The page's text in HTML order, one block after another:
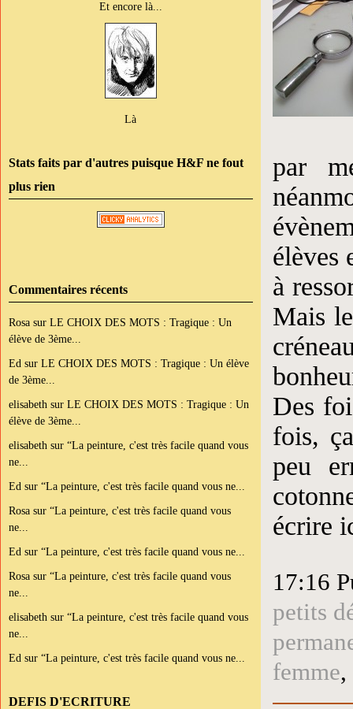
Et encore là...
Là
Stats faits par d'autres puisque H&F ne fout
plus rien
Commentaires récents
Rosa sur LE CHOIX DES MOTS : Tragique : Un
élève de 3ème...
Ed sur LE CHOIX DES MOTS : Tragique : Un élève
de 3ème...
elisabeth sur LE CHOIX DES MOTS : Tragique : Un
élève de 3ème...
elisabeth sur “La peinture, c'est très facile quand vous
ne...
Ed sur “La peinture, c'est très facile quand vous ne...
Rosa sur “La peinture, c'est très facile quand vous
ne...
Ed sur “La peinture, c'est très facile quand vous ne...
Rosa sur “La peinture, c'est très facile quand vous
ne...
elisabeth sur “La peinture, c'est très facile quand vous
ne...
Ed sur “La peinture, c'est très facile quand vous ne...
DEFIS D'ECRITURE
par
élèves
à
Mais
Des
fois,
peu
écrire
17:16
petits
femme,